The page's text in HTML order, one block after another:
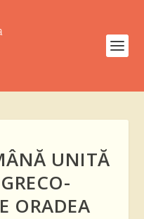
UNITĂ
ORADEA